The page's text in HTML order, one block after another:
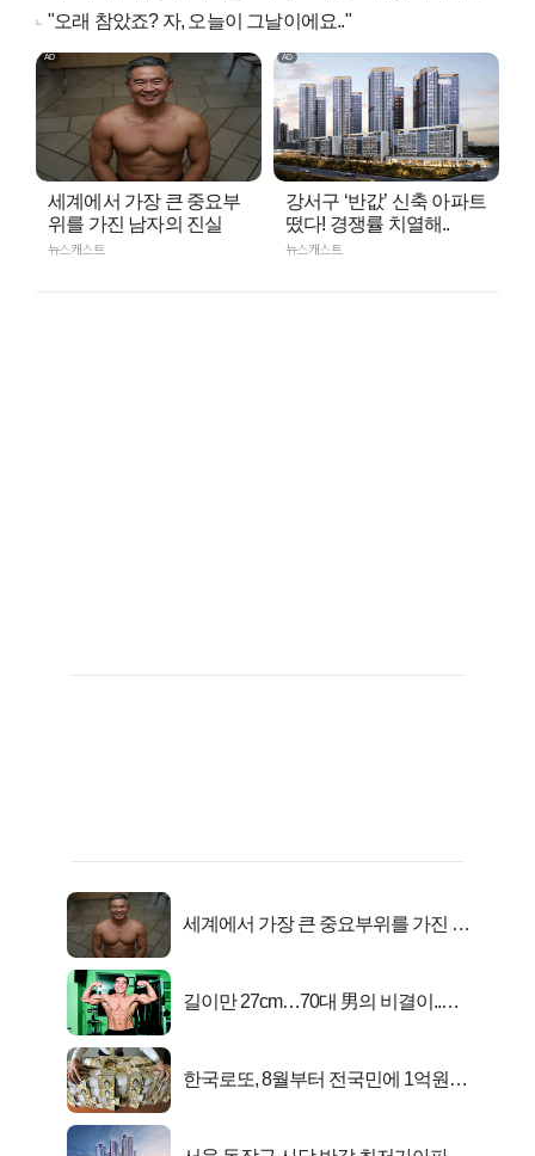
"오래 참았죠? 자, 오늘이 그날이에요.."
세계에서 가장 큰 중요부
위를 가진 남자의 진실
뉴스캐스트
강서구 ‘반값’ 신축 아파트
떴다! 경쟁률 치열해..
뉴스캐스트
세계에서 가장 큰 중요부위를 가진 남
길이만 27cm…70대 男의 비결이..충
한국로또, 8월부터 전국민에 1억원씩